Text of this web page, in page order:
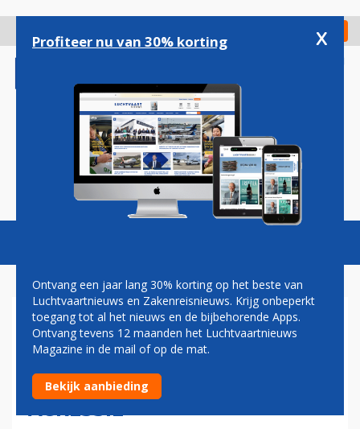
gaan
Check in
Magazine Podcasts Vacatures
GROOT-BRITTANNIË DOET
AEROFLOT IN DE BAN ALS
GEVOLG VAN RUSSISCHE
AGRESSIE
Profiteer nu van 30% korting x
Ontvang een jaar lang 30% korting op het beste van
Luchtvaartnieuws en Zakenreisnieuws. Krijg onbeperkt
toegang tot al het nieuws en de bijbehorende Apps.
Ontvang tevens 12 maanden het Luchtvaartnieuws
Magazine in de mail of op de mat.
Bekijk aanbieding